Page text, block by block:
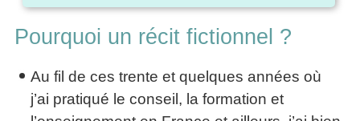
Pourquoi un récit fictionnel ?
Au fil de ces trente et quelques années où
j’ai pratiqué le conseil, la formation et